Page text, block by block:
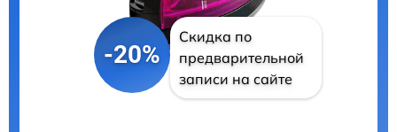
-20%
Скидка по
предварительной
записи на сайте